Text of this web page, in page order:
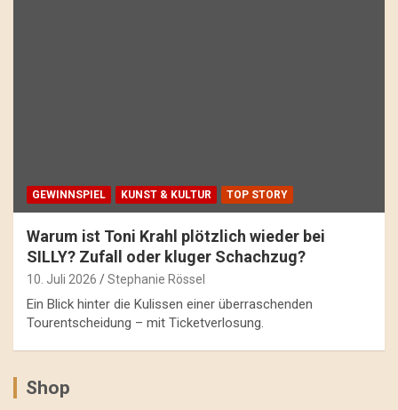
GEWINNSPIEL KUNST & KULTUR TOP STORY
Warum ist Toni Krahl plötzlich wieder bei
SILLY? Zufall oder kluger Schachzug?
10. Juli 2026 Stephanie Rössel
Ein Blick hinter die Kulissen einer überraschenden
Tourentscheidung – mit Ticketverlosung.
Shop